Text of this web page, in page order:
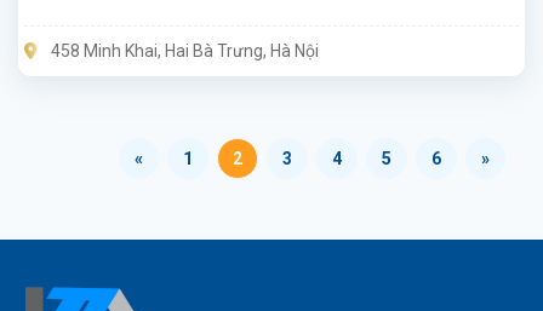
458 Minh Khai, Hai Bà Trưng, Hà Nội
« 1 2 3 4 5 6 »